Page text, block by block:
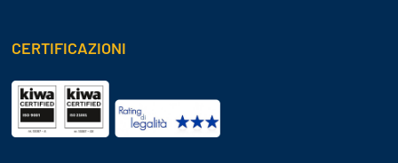
CERTIFICAZIONI